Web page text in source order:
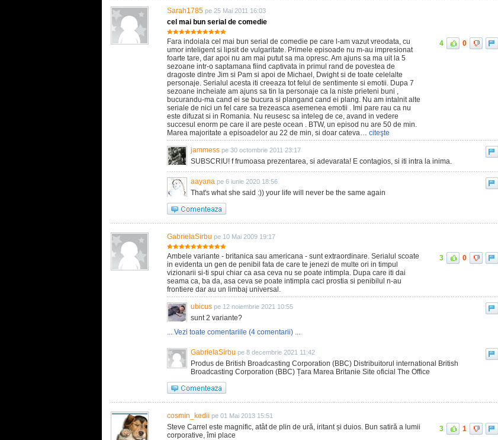
Sarah1785 pe 25 Mai 2011 16:03
cel mai bun serial de comedie
Fara indoiala cel mai bun serial de comedie pe care l-am vazut vreodata, cu
umor inteligent si lipsit de vulgaritate. Primele episoade nu m-au impresionat
foarte tare, dar apoi nu am mai putut sa ma opresc. Am ajuns sa ma uit la 5
sezoane intr-o saptamana fiind captivata in primul rand de povestea de
dragoste dintre Jim si Pam si apoi de Michael, Dwight si de toate celelalte
personaje. Serialul acesta iti creeaza tot felul de sentimente si emotii. Dupa 7
sezoane incheiate am ajuns sa tin la personaje ca la niste prieteni buni ,
bucurandu-ma cand ei se bucura si plangand cand ei plang. Nu am intalnit alte
seriale de nici un fel care sa trezeasca asemenea emotii . Imi pare rau ca nu
este difuzat si in Romania. Nu reusesc sa inteleg de ce, avand in vedere
succesul enorm pe care il are peste ocean . BTW, un episod nu are 50 de min.
Marea majoritate a episoadelor au 22 de min, si doar cateva… citeşte
4 0
jammess pe 30 octombrie 2011 23:17
SUBSCRIU! f frumoasa prezentarea, si adevarata! E contagios, si iti intra la inima.
aayana pe 6 iunie 2020 18:56
That's what she said :)) your life will never be the same again
GabrielaSirbu pe 10 Mai 2009 19:17
Ambele variante - britanica sau americana - sunt extraordinare. Serialul scoate
in evidenta un gen de penibil fata de care te jenezi de multe ori in timpul
vizionarii si-ti spui chiar ca asa ceva nu se poate intimpla. Dupa care iti dai
seama ca, ba da, asa ceva se poate intimpla caci prostia si penibilul n-au
frontiere dar au un limbaj universal.
3 0
ubicus pe 12 noiembrie 2021 10:55
sunt 2 variante?
... Vezi toate comentariile (4 comentarii) ...
GabrielaSirbu pe 8 decembrie 2021 11:42
Produs de British Broadcasting Corporation (BBC) Distribuitorul international British
Broadcasting Corporation (BBC) Țara Marea Britanie Site oficial The Office
cosmin_kedii pe 01 Mai 2013 15:51
Steve Carrel este magnific, atât de plin de ură, iritant și duios. Bun satiră a lumii
corporative, îmi place
3 1